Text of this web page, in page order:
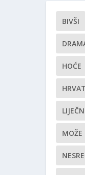
BIVŠI
HOĆE
MOŽE